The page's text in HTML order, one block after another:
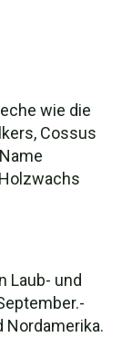
wie die
Cossus
Laub- und
Nordamerika.